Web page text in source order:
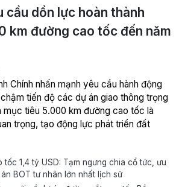
cầu dồn lực hoàn thành
km đường cao tốc đến năm
Chính nhấn mạnh yêu cầu hành động
tiến độ các dự án giao thông trọng
mục tiêu 5.000 km đường cao tốc là
trọng, tạo động lực phát triển đất
tốc 1,4 tỷ USD: Tạm ngưng chia cổ tức, ưu
BOT tư nhân lớn nhất lịch sử